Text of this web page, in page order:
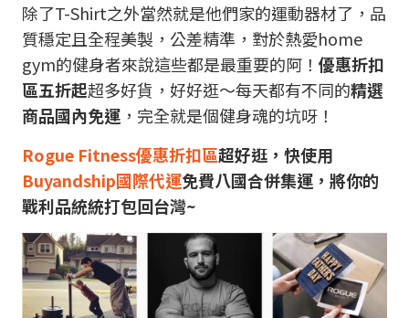
除了T-Shirt之外當然就是他們家的運動器材了，品
質穩定且全程美製，公差精準，對於熱愛home
gym的健身者來說這些都是最重要的阿！ 優惠折扣
區五折起超多好貨，好好逛～每天都有不同的精選
商品國內免運 ，完全就是個健身魂的坑呀！
Rogue Fitness優惠折扣區超好逛，快使用
Buyandship國際代運免費八國合併集運，將你的
戰利品統統打包回台灣~